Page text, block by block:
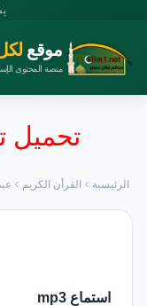
موقع
منصة المحتوى
تحميل
الرئيسية القرأن الكريم
استماع mp3